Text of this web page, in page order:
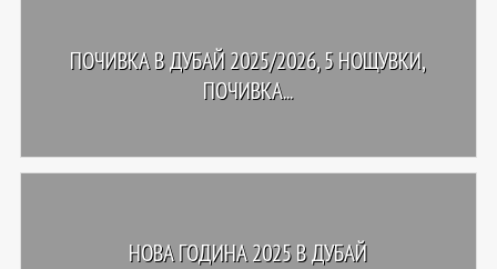
ПОЧИВКА В ДУБАЙ 2025/2026, 5 НОЩУВКИ,
ПОЧИВКА...
НОВА ГОДИНА 2025 В ДУБАЙ